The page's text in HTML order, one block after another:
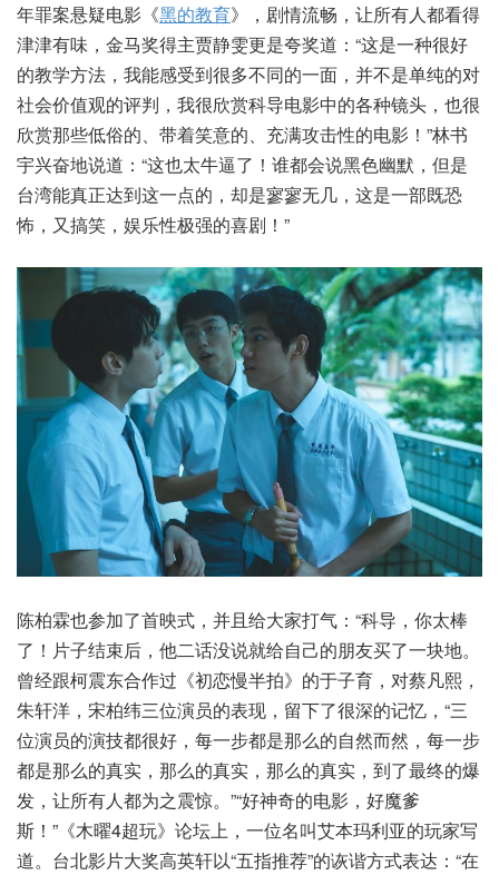
年罪案悬疑电影《黑的教育》，剧情流畅，让所有人都看得
津津有味，金马奖得主贾静雯更是夸奖道：“这是一种很好
的教学方法，我能感受到很多不同的一面，并不是单纯的对
社会价值观的评判，我很欣赏科导电影中的各种镜头，也很
欣赏那些低俗的、带着笑意的、充满攻击性的电影！”林书
宇兴奋地说道：“这也太牛逼了！谁都会说黑色幽默，但是
台湾能真正达到这一点的，却是寥寥无几，这是一部既恐
怖，又搞笑，娱乐性极强的喜剧！”
陈柏霖也参加了首映式，并且给大家打气：“科导，你太棒
了！片子结束后，他二话没说就给自己的朋友买了一块地。
曾经跟柯震东合作过《初恋慢半拍》的于子育，对蔡凡熙，
朱轩洋，宋柏纬三位演员的表现，留下了很深的记忆，“三
位演员的演技都很好，每一步都是那么的自然而然，每一步
都是那么的真实，那么的真实，那么的真实，到了最终的爆
发，让所有人都为之震惊。”“好神奇的电影，好魔爹
斯！”《木曜4超玩》论坛上，一位名叫艾本玛利亚的玩家写
道。台北影片大奖高英轩以“五指推荐”的诙谐方式表达：“在